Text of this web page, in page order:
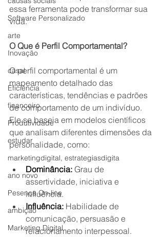
Software Personalizado
arte
Inovação
casal
Eficiência
financeiro
Produtividade
estudar
marketingdigital, estrategiasdigita
ano novo
Pesença On-line
ambição
Marketing Digital
essa ferramenta pode transformar sua
vida.
O Que é Perfil Comportamental?
O perfil comportamental é um
mapeamento detalhado das
características, tendências e padrões
de comportamento de um indivíduo.
Ele se baseia em modelos científicos
que analisam diferentes dimensões da
personalidade, como:
Dominância: Grau de
assertividade, iniciativa e
influência.
Influência: Habilidade de
comunicação, persuasão e
relacionamento interpessoal.